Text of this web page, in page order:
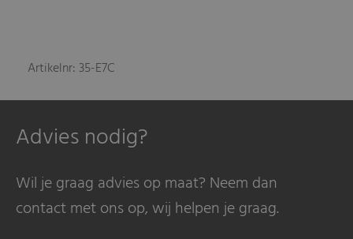
Artikelnr: 35-E7C
Advies nodig?
Wil je graag advies op maat? Neem dan
contact met ons op, wij helpen je graag.